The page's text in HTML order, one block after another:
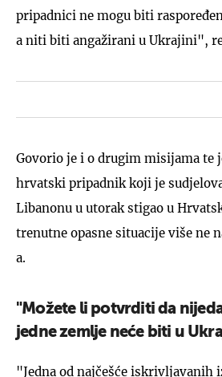
pripadnici ne mogu biti
a niti biti angažirani u Ukrajini",
Govorio je i o drugim misijama te
hrvatski pripadnik koji je
Libanonu u utorak stigao u
trenutne opasne situacije više ne
a.
"Možete li potvrditi da
jedne zemlje neće biti u
"Jedna od najčešće iskrivljavanih